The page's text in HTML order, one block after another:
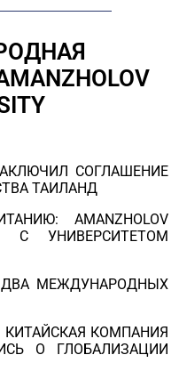
ЗАКЛЮЧИЛ СОГЛАШЕНИЕ
ТАИЛАНД
AMANZHOLOV
С УНИВЕРСИТЕТОМ
ДВА МЕЖДУНАРОДНЫХ
И КИТАЙСКАЯ КОМПАНИЯ
О ГЛОБАЛИЗАЦИИ